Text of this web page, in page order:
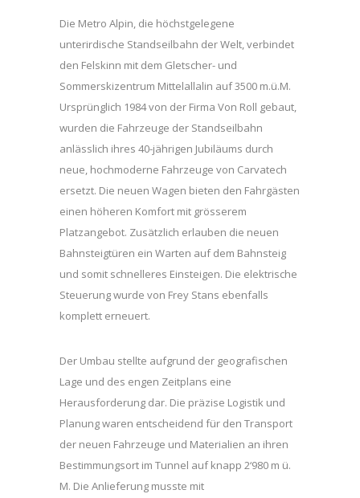
Die Metro Alpin, die höchstgelegene
unterirdische Standseilbahn der Welt, verbindet
den Felskinn mit dem Gletscher- und
Sommerskizentrum Mittelallalin auf 3500 m.ü.M.
Ursprünglich 1984 von der Firma Von Roll gebaut,
wurden die Fahrzeuge der Standseilbahn
anlässlich ihres 40-jährigen Jubiläums durch
neue, hochmoderne Fahrzeuge von Carvatech
ersetzt. Die neuen Wagen bieten den Fahrgästen
einen höheren Komfort mit grösserem
Platzangebot. Zusätzlich erlauben die neuen
Bahnsteigtüren ein Warten auf dem Bahnsteig
und somit schnelleres Einsteigen. Die elektrische
Steuerung wurde von Frey Stans ebenfalls
komplett erneuert.
Der Umbau stellte aufgrund der geografischen
Lage und des engen Zeitplans eine
Herausforderung dar. Die präzise Logistik und
Planung waren entscheidend für den Transport
der neuen Fahrzeuge und Materialien an ihren
Bestimmungsort im Tunnel auf knapp 2‘980 m ü.
M. Die Anlieferung musste mit